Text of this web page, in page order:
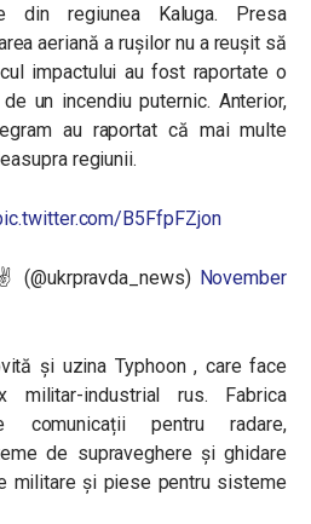
din regiunea Kaluga. Presa
aeriană a rușilor nu a reușit să
impactului au fost raportate o
un incendiu puternic. Anterior,
au raportat că mai multe
regiunii.
B5FfpFZjon
(@ukrpravda_news) November
și uzina Typhoon , care face
militar-industrial rus. Fabrica
comunicații pentru radare,
de supraveghere și ghidare
militare și piese pentru sisteme